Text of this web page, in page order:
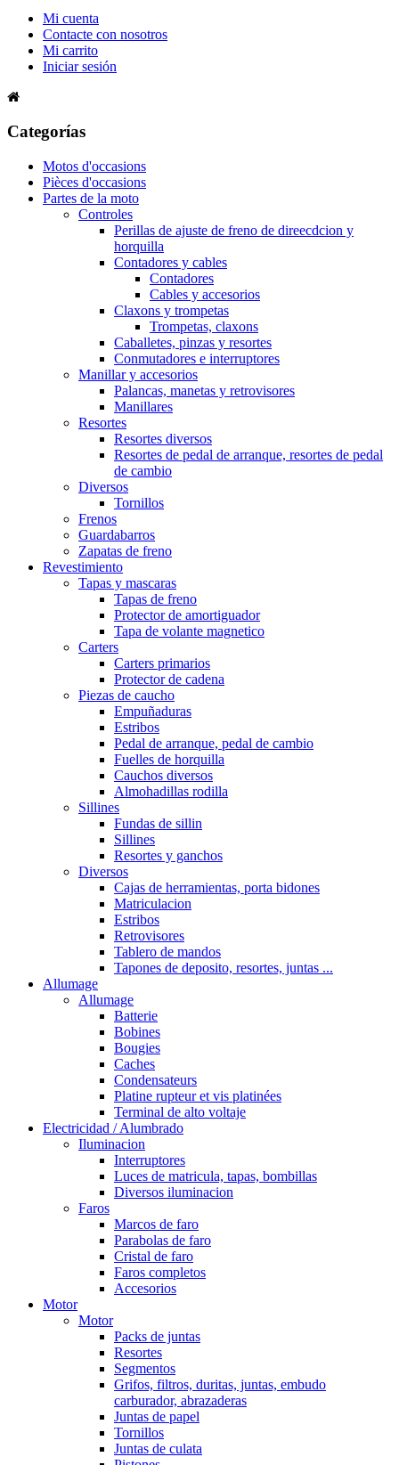
Mi cuenta
Contacte con nosotros
Mi carrito
Iniciar sesión
Categorías
Motos d'occasions
Pièces d'occasions
Partes de la moto
Controles
Perillas de ajuste de freno de direecdcion y
horquilla
Contadores y cables
Contadores
Cables y accesorios
Claxons y trompetas
Trompetas, claxons
Caballetes, pinzas y resortes
Conmutadores e interruptores
Manillar y accesorios
Palancas, manetas y retrovisores
Manillares
Resortes
Resortes diversos
Resortes de pedal de arranque, resortes de pedal
de cambio
Diversos
Tornillos
Frenos
Guardabarros
Zapatas de freno
Revestimiento
Tapas y mascaras
Tapas de freno
Protector de amortiguador
Tapa de volante magnetico
Carters
Carters primarios
Protector de cadena
Piezas de caucho
Empuñaduras
Estribos
Pedal de arranque, pedal de cambio
Fuelles de horquilla
Cauchos diversos
Almohadillas rodilla
Sillines
Fundas de sillin
Sillines
Resortes y ganchos
Diversos
Cajas de herramientas, porta bidones
Matriculacion
Estribos
Retrovisores
Tablero de mandos
Tapones de deposito, resortes, juntas ...
Allumage
Allumage
Batterie
Bobines
Bougies
Caches
Condensateurs
Platine rupteur et vis platinées
Terminal de alto voltaje
Electricidad / Alumbrado
Iluminacion
Interruptores
Luces de matricula, tapas, bombillas
Diversos iluminacion
Faros
Marcos de faro
Parabolas de faro
Cristal de faro
Faros completos
Accesorios
Motor
Motor
Packs de juntas
Resortes
Segmentos
Grifos, filtros, duritas, juntas, embudo
carburador, abrazaderas
Juntas de papel
Tornillos
Juntas de culata